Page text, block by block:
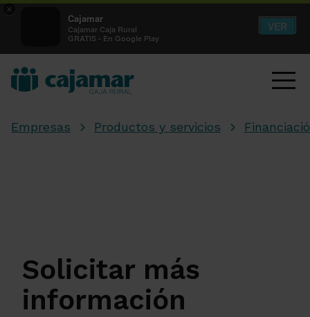
×
Cajamar
Cajamar Caja Rural
GRATIS - En Google Play
VER
Empresas Productos y servicios
Solicitar más
información